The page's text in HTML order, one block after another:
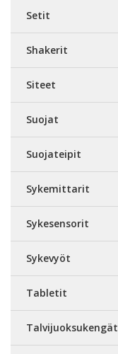
Setit
Shakerit
Siteet
Suojat
Suojateipit
Sykemittarit
Sykesensorit
Sykevyöt
Tabletit
Talvijuoksukengät